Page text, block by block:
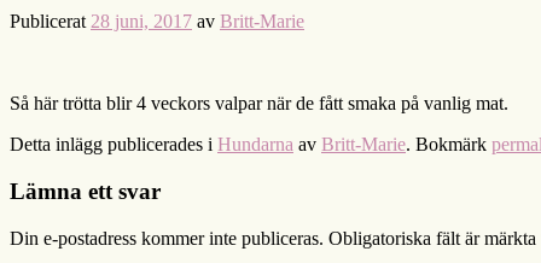
Publicerat28 juni, 2017 av Britt-Marie
Så här trötta blir 4 veckors valpar när de fått smaka på vanlig mat.
Detta inlägg publicerades i Hundarna av Britt-Marie. Bokmärk
Lämna ett svar
Din e-postadress kommer inte publiceras. Obligatoriska fält är märkta